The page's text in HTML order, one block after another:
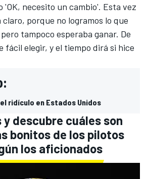
'OK, necesito un cambio'. Esta vez
porque no logramos lo que
tampoco esperaba ganar. De
fácil elegir, y el tiempo dirá si hice
ridículo en Estados Unidos
descubre cuáles son
bonitos de los pilotos
los aficionados